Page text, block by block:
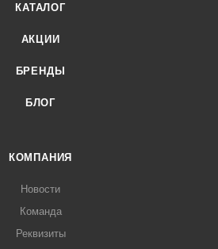
КАТАЛОГ
АКЦИИ
БРЕНДЫ
БЛОГ
КОМПАНИЯ
Новости
Команда
Реквизиты